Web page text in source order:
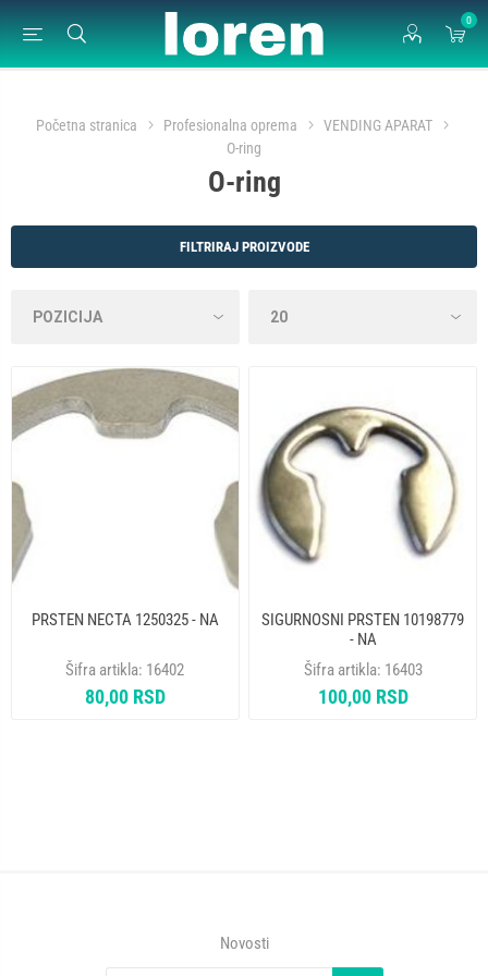
0
Početna stranica Profesionalna oprema
VENDING APARAT
O-ring
O-ring
FILTRIRAJ PROIZVODE
PRSTEN NECTA 1250325 - NA
Šifra artikla: 16402
80,00 RSD
SIGURNOSNI PRSTEN 10198779
- NA
Šifra artikla: 16403
100,00 RSD
Novosti